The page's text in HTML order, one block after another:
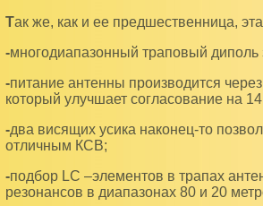
Так же, как и ее предшественница,
-многодиапазонный траповый
-питание антенны производится через 1/4 волновый трасформатор сопротивлением 75 Ом,
который улучшает согласование на
-два висящих усика наконец-то позволили «запустить» антенну и на диапазоне 21 МГц с
отличным КСВ;
-подбор LC –элементов в трапах антенны оптимизирован для удачного компромисса
резонансов в диапазонах 80 и 20